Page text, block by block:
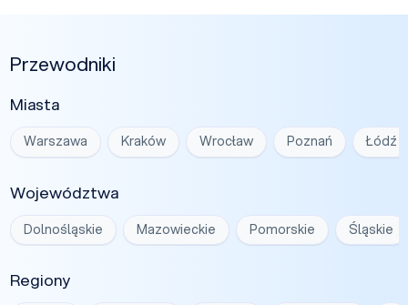
Przewodniki
Miasta
Warszawa Kraków Wrocław Poznań Łódź
Województwa
Dolnośląskie Mazowieckie Pomorskie Śląskie
Regiony